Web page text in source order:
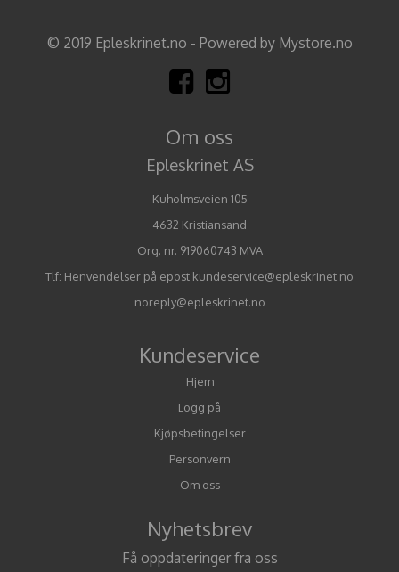
© 2019 Epleskrinet.no - Powered by Mystore.no
Om oss
Epleskrinet AS
Kuholmsveien 105
4632 Kristiansand
Org. nr. 919060743 MVA
Tlf: Henvendelser på epost kundeservice@epleskrinet.no
noreply@epleskrinet.no
Kundeservice
Hjem
Logg på
Kjøpsbetingelser
Personvern
Om oss
Nyhetsbrev
Få oppdateringer fra oss